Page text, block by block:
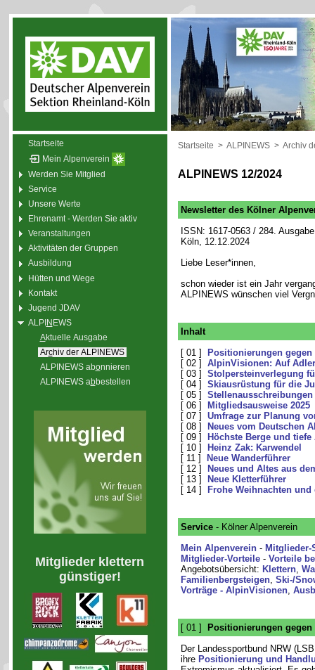
Startseite
Mein Alpenverein
Werden Sie Mitglied
Service
Unsere Werte
Ehrenamt - Werden Sie aktiv
Veranstaltungen
Aktivitäten der Gruppen
Ausbildung
Hütten und Wege
Kontakt
Jugend JDAV
ALPINEWS
Aktuelle Ausgabe
Archiv der ALPINEWS
ALPINEWS abonnieren
ALPINEWS abbestellen
Mitglieder klettern
günstiger!
Startseite > ALPINEWS > Archiv
ALPINEWS 12/2024
Newsletter des Kölner
ISSN: 1617-0563 / 284.
Köln, 12.12.2024
Liebe Leser*innen,
schon wieder ist ein Jahr
ALPINEWS wünschen viel
Inhalt
[ 01 ]
Positionierungen
[ 02 ] AlpinVisionen: Auf
[ 03 ] Stolpersteinverlegung
[ 04 ] Skiausrüstung für die
[ 05 ]
[ 06 ]
Mitgliedsausweise 2025
[ 07 ] Umfrage zur Planung
[ 08 ]
Neues vom Deutschen
[ 09 ]
Höchste Berge und tiefe
[ 10 ]
Heinz Zak: Karwendel
[ 11 ]
Neue Wanderführer
[ 12 ]
Neues und Altes aus
[ 13 ]
Neue Kletterführer
[ 14 ]
Frohe Weihnachten
Service- Kölner Alpenverein
Mein Alpenverein- Mitglieder-
Mitglieder-Vorteile- Vorteile
Angebotsübersicht: Klettern,
Familienbergsteigen, Ski-/
Vorträge - AlpinVisionen,
[ 01 ]
Positionierungen
Der Landessportbund NRW
ihre Positionierung und